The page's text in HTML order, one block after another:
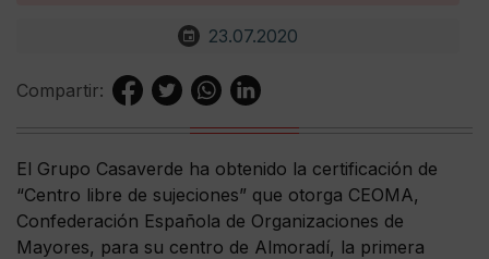
23.07.2020
Compartir:
El Grupo Casaverde ha obtenido la certificación de
“Centro libre de sujeciones” que otorga CEOMA,
Confederación Española de Organizaciones de
Mayores, para su centro de Almoradí, la primera